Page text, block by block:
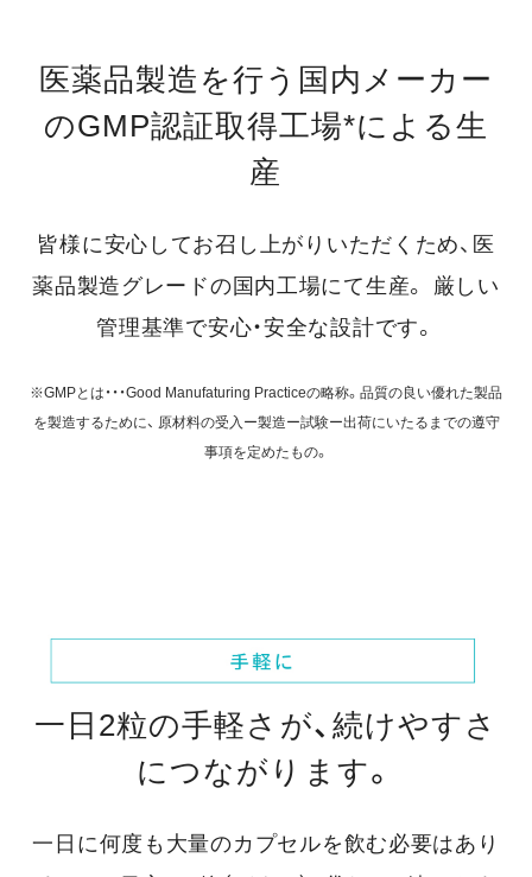
医薬品製造を行う国内メーカー
のGMP認証取得工場*による生
産
皆様に安心してお召し上がりいただくため、医
薬品製造グレードの国内工場にて生産。
厳しい
管理基準で安心・安全な設計です。
※GMPとは・・・Good Manufaturing Practiceの略称。品質の良い優れた製品
を製造するために、 原材料の受入ー製造ー試験ー出荷にいたるまでの遵守
事項を定めたもの。
一日2粒の手軽さが、続けやすさ
につながります。
一日に何度も大量のカプセルを飲む必要はあり